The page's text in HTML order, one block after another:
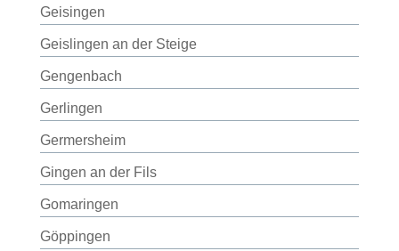
Geisingen
Geislingen an der Steige
Gengenbach
Gerlingen
Germersheim
Gingen an der Fils
Gomaringen
Göppingen